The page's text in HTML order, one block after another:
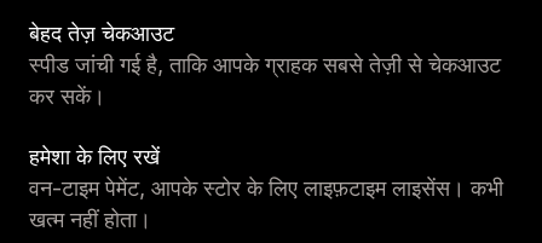
बेहद तेज़ चेकआउट
स्पीड जांची गई है, ताकि आपके ग्राहक सबसे तेज़ी से चेकआउट
कर सकें।
हमेशा के लिए रखें
वन-टाइम पेमेंट, आपके स्टोर के लिए लाइफ़टाइम लाइसेंस। कभी
खत्म नहीं होता।